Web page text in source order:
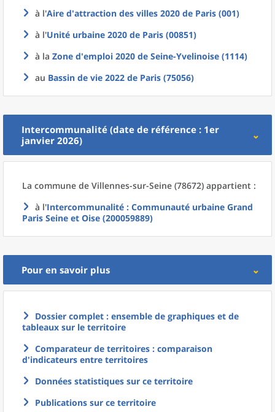
à l'Aire d'attraction des villes 2020 de Paris (001)
à l'Unité urbaine 2020 de Paris (00851)
à la Zone d'emploi 2020 de Seine-Yvelinoise (1114)
au Bassin de vie 2022 de Paris (75056)
Intercommunalité (date de référence : 1er
janvier 2026)
La commune de Villennes-sur-Seine (78672) appartient :
à l'Intercommunalité : Communauté urbaine Grand
Paris Seine et Oise (200059889)
Pour en savoir plus
Dossier complet : ensemble de graphiques et de
tableaux sur le territoire
Comparateur de territoires : comparaison
d'indicateurs entre territoires
Données statistiques sur ce territoire
Publications sur ce territoire